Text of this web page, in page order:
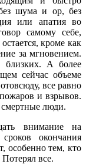
шума и ор, без
или апатия во
самому себе,
кроме как
за мгновением.
близких. А более
сейчас объеме
все равно
и взрывов.
люди.
внимание на
окончания
особенно тем, кто
все.